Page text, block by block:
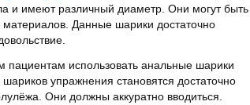
и имеют различный диаметр. Они могут быть
материалов. Данные шарики достаточно
пациентам использовать анальные шарики
упражнения становятся достаточно
Они должны аккуратно вводиться.